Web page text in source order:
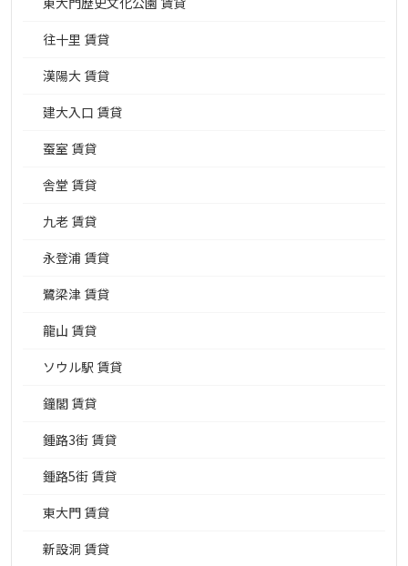
往十里 賃貸
漢陽大 賃貸
建大入口 賃貸
蚕室 賃貸
舎堂 賃貸
九老 賃貸
永登浦 賃貸
鷺梁津 賃貸
龍山 賃貸
ソウル駅 賃貸
鐘閣 賃貸
鍾路3街 賃貸
鍾路5街 賃貸
東大門 賃貸
新設洞 賃貸